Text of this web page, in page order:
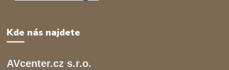
Kde nás najdete
AVcenter.cz s.r.o.